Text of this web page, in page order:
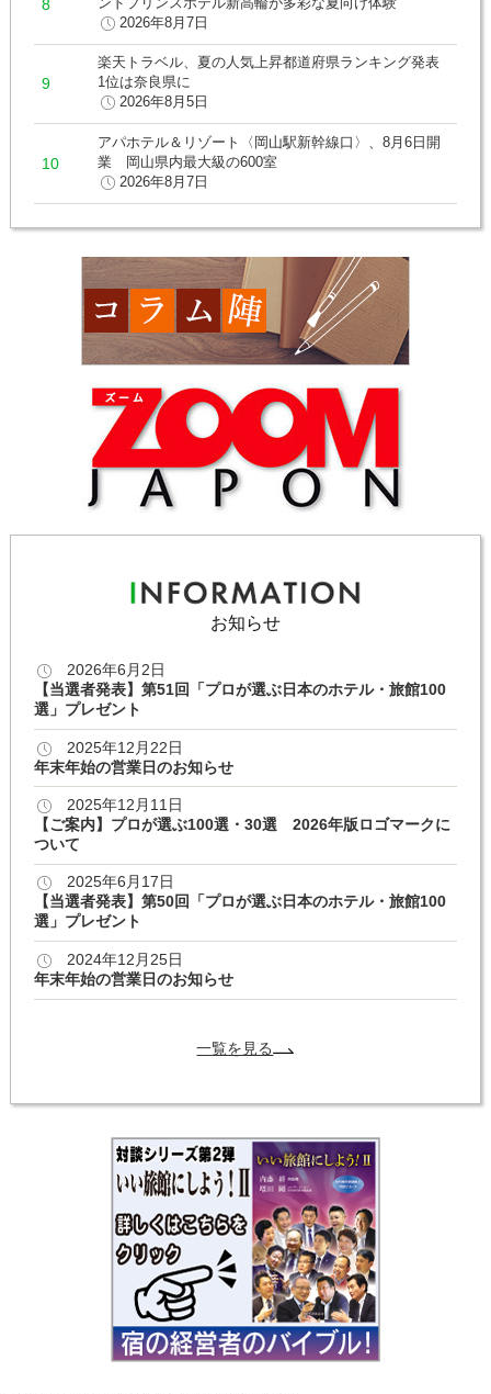
2026年8月7日
楽天トラベル、夏の人気上昇都道府県ランキング発表
1位は奈良県に
2026年8月5日
アパホテル＆リゾート〈岡山駅新幹線口〉、8月6日開
業 岡山県内最大級の600室
2026年8月7日
お知らせ
2026年6月2日
【当選者発表】第51回「プロが選ぶ日本のホテル・旅館100
選」プレゼント
2025年12月22日
年末年始の営業日のお知らせ
2025年12月11日
【ご案内】プロが選ぶ100選・30選 2026年版ロゴマークに
ついて
2025年6月17日
【当選者発表】第50回「プロが選ぶ日本のホテル・旅館100
選」プレゼント
2024年12月25日
年末年始の営業日のお知らせ
一覧を見る